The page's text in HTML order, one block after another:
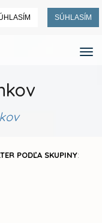
SÚHLASÍM
PODĽA SKUPINY: